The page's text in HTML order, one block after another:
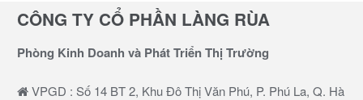
CÔNG TY CỔ PHẦN LÀNG RÙA
Phòng Kinh Doanh và Phát Triển Thị Trường
VPGD : Số 14 BT 2, Khu Đô Thị Văn Phú, P. Phú La, Q. Hà